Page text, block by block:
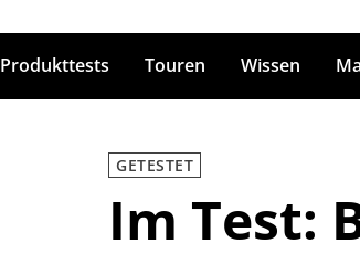
Produkttests Touren Wissen
GETESTET
Im Test: